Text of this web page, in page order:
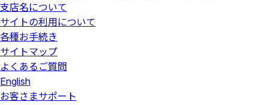
支店名について
サイトの利用について
各種お手続き
サイトマップ
よくあるご質問
English
お客さまサポート